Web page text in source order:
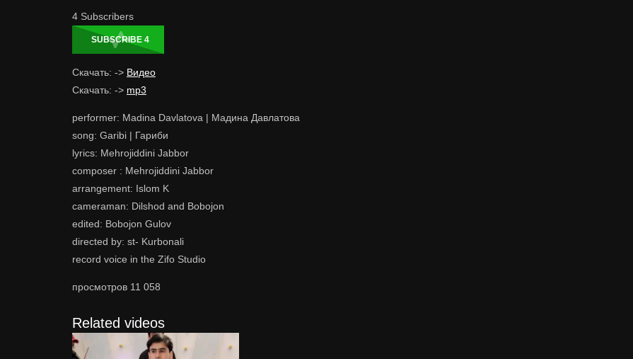
4 Subscribers
SUBSCRIBE 4
Скачать: -> Видео
Скачать: -> mp3
performer: Madina Davlatova | Мадина Давлатова
song: Garibi | Гариби
lyrics: Mehrojiddini Jabbor
composer : Mehrojiddini Jabbor
arrangement: Islom K
cameraman: Dilshod and Bobojon
edited: Bobojon Gulov
directed by: st- Kurbonali
record voice in the Zifo Studio
просмотров 11 058
Related videos